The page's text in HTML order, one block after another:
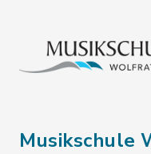
Musikschule